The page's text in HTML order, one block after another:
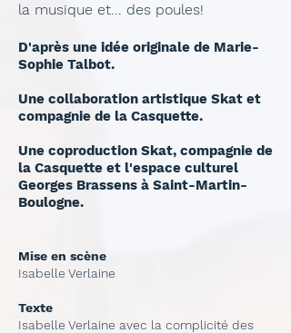
la musique et... des poules!
D'après une idée originale de Marie-
Sophie Talbot.
Une collaboration artistique Skat et
compagnie de la Casquette.
Une coproduction Skat, compagnie de
la Casquette et l'espace culturel
Georges Brassens à Saint-Martin-
Boulogne.
Mise en scène
Isabelle Verlaine
Texte
Isabelle Verlaine avec la complicité des